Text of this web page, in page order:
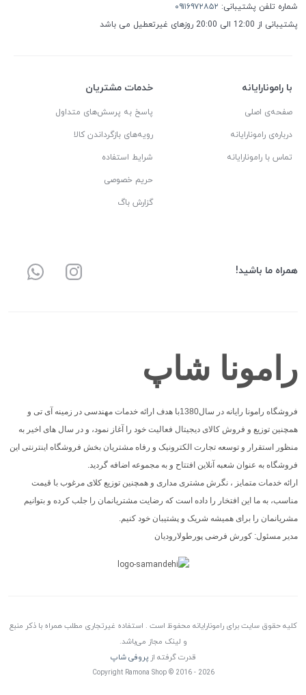
شماره تلفن پشتیبانی: ۰۹۱۱۶۹۷۲۸۵۲
پشتیبانی از 12:00 الی 20:00 روزهای غیرتعطیل می باشد
با رامونارایانه
صفحه‌ی اصلی
درباره‌ی رامونارایانه
تماس با رامونارایانه
خدمات مشتریان
پاسخ به پرسش‌های متداول
رویه‌های بازگرداندن کالا
شرایط استفاده
حریم خصوصی
گزارش باگ
همراه ما باشید!
رامونا شاپ
فروشگاه رامونا رایانه در سال1380با هدف ارائه خدمات مهندسی در زمینه آی تی و
همچنین توزیع و فروش کالای دیجیتال فعالیت خود را آغاز نمود، و در سال های اخیر به
منظور استقرار و توسعه تجارت الکترونیک و رفاه مشتریان بخش فروشگاه اینترنتی این
فروشگاه به عنوان شعبه آنلاین افتتاح و به مجموعه اضافه گردید.
ارائه خدمات متمایز ، نگرش مشتری مداری و همچنین توزیع کلای مرغوب با قیمت
مناسب، به ما این افتخار را داده است که رضایت مشتریانمان را جلب کرده و بتوانیم
مشریانمان را برای همیشه شریک و پشتیبان خود کنیم.
مدیر مسئول: کورش فرضی پورطولارودیان
کلیه حقوق سایت برای رامونارایانه محفوظ است . استفاده غیرتجاری مطلب همراه با ذکر منبع
و لینک مجاز می‌باشد.
قدرت گرفته ازپروفی شاپ
Copyright Ramona Shop © 2016 - 2026